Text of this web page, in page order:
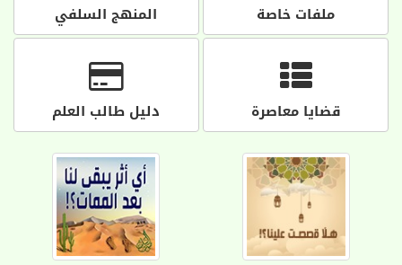
ملفات خاصة المنهج السلفي
قضايا معاصرة دليل طالب العلم